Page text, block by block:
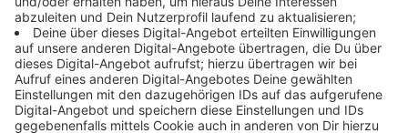
heißt es vom EAK. Im Rahmen der Mahnwache wird ein
Davidstern aus Kerzen vor dem Rathaus entzündet.
Außerdem werden parteiübergreifende Reden aus der
Politik erwartet. Man freue sich über die Teilnahme
aller, die ein Zeichen für Frieden und gegen Gewalt
setzen möchten. Die Mahnwache vor dem Rathaus